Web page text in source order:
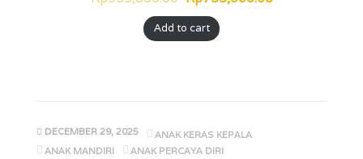
Add to cart
DECEMBER 29, 2025
ANAK KERAS KEPALA
ANAK MANDIRI
ANAK PERCAYA DIRI